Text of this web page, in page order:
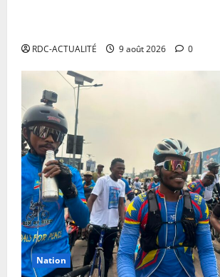
RDC-ACTUALITÉ 9 août 2026 0
Nation